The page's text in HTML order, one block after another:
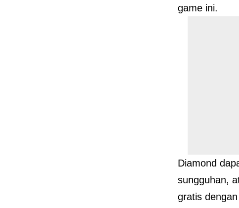
game ini.
Diamond
sungguhan,
gratis